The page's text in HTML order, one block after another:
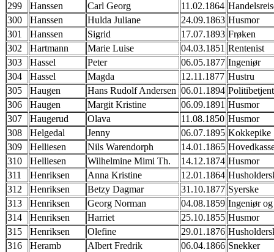
299
Hanssen Carl Georg 11.02.1864
300
Hanssen Hulda Juliane 24.09.1863 Husmor
301
Hanssen Sigrid 17.07.1893 Frøken
302
Hartmann Marie Luise 04.03.1851 Rentenist
303
Hassel Peter 06.05.1877 Ingeniør
304
Hassel Magda 12.11.1877 Hustru
305
Haugen Hans Rudolf Andersen 06.01.1894 Politibetjent
306
Haugen Margit Kristine 06.09.1891 Husmor
307
Haugerud Olava 11.08.1850 Husmor
308
Helgedal Jenny 06.07.1895 Kokkepike
309
Helliesen Nils Warendorph 14.01.1865
310
Helliesen Wilhelmine Mimi Th. 14.12.1874 Husmor
311
Henriksen Anna Kristine 12.01.1864
312
Henriksen Betzy Dagmar 31.10.1877 Syerske
313
Henriksen Georg Norman 04.08.1859 Ingeniør
314
Henriksen Harriet 25.10.1855 Husmor
315
Henriksen Olefine 29.01.1876
316
Heramb Albert Fredrik 06.04.1866 Snekker